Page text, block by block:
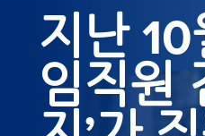
지난 10
임직원